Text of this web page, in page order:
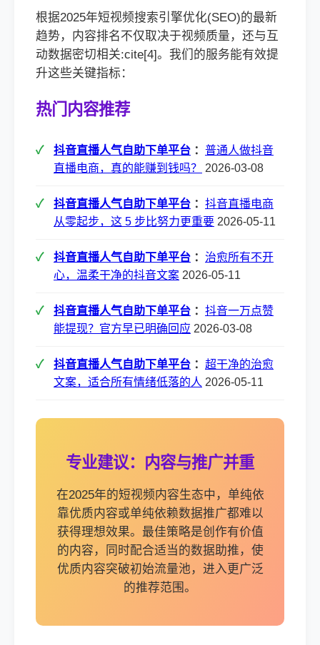
根据2025年短视频搜索引擎优化(SEO)的最新
趋势，内容排名不仅取决于视频质量，还与互
动数据密切相关:cite[4]。我们的服务能有效提
升这些关键指标：
热门内容推荐
抖音直播人气自助下单平台 ： 普通人做抖音
直播电商，真的能赚到钱吗？
2026-03-08
抖音直播人气自助下单平台 ： 抖音直播电商
从零起步，这 5 步比努力更重要 2026-05-11
抖音直播人气自助下单平台 ： 治愈所有不开
心，温柔干净的抖音文案 2026-05-11
抖音直播人气自助下单平台 ： 抖音一万点赞
能提现？官方早已明确回应 2026-03-08
抖音直播人气自助下单平台 ： 超干净的治愈
文案，适合所有情绪低落的人 2026-05-11
专业建议：内容与推广并重
在2025年的短视频内容生态中，单纯依
靠优质内容或单纯依赖数据推广都难以
获得理想效果。最佳策略是创作有价值
的内容，同时配合适当的数据助推，使
优质内容突破初始流量池，进入更广泛
的推荐范围。